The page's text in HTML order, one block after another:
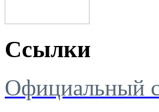
Ссылки
Официальный